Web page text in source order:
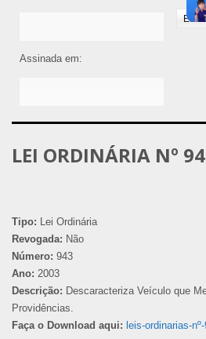
Assinada em:
LEI ORDINÁRIA Nº
Tipo: Lei Ordinária
Revogada: Não
Número: 943
Ano: 2003
Descrição: Descaracteriza Veículo que
Providências.
Faça o Download aqui: leis-ordinarias-